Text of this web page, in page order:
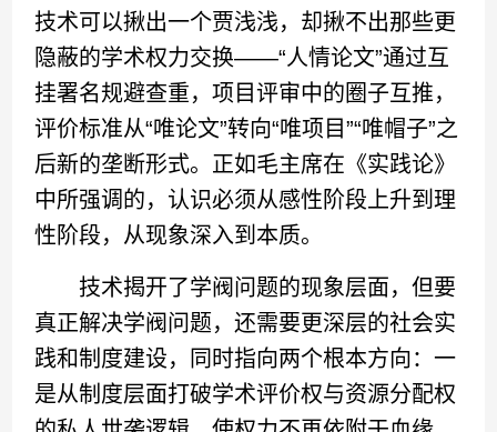
技术可以揪出一个贾浅浅，却揪不出那些更
隐蔽的学术权力交换——“人情论文”通过互
挂署名规避查重，项目评审中的圈子互推，
评价标准从“唯论文”转向“唯项目”“唯帽子”之
后新的垄断形式。正如毛主席在《实践论》
中所强调的，认识必须从感性阶段上升到理
性阶段，从现象深入到本质。
技术揭开了学阀问题的现象层面，但要
真正解决学阀问题，还需要更深层的社会实
践和制度建设，同时指向两个根本方向：一
是从制度层面打破学术评价权与资源分配权